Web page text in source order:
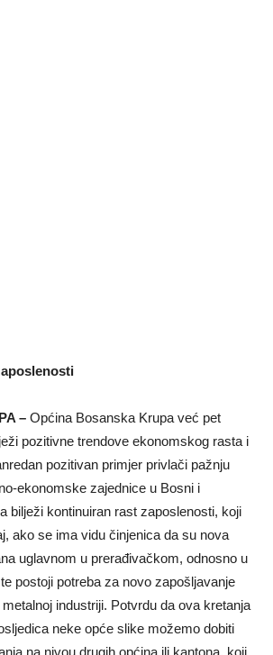
– Općina Bosanska Krupa već pet
pozitivne trendove ekonomskog rasta i
pozitivan primjer privlači pažnju
ekonomske zajednice u Bosni i
bilježi kontinuiran rast zaposlenosti, koji
ako se ima vidu činjenica da su nova
uglavnom u prerađivačkom, odnosno u
postoji potreba za novo zapošljavanje
industriji. Potvrdu da ova kretanja
neke opće slike možemo dobiti
na nivou drugih općina ili kantona, koji